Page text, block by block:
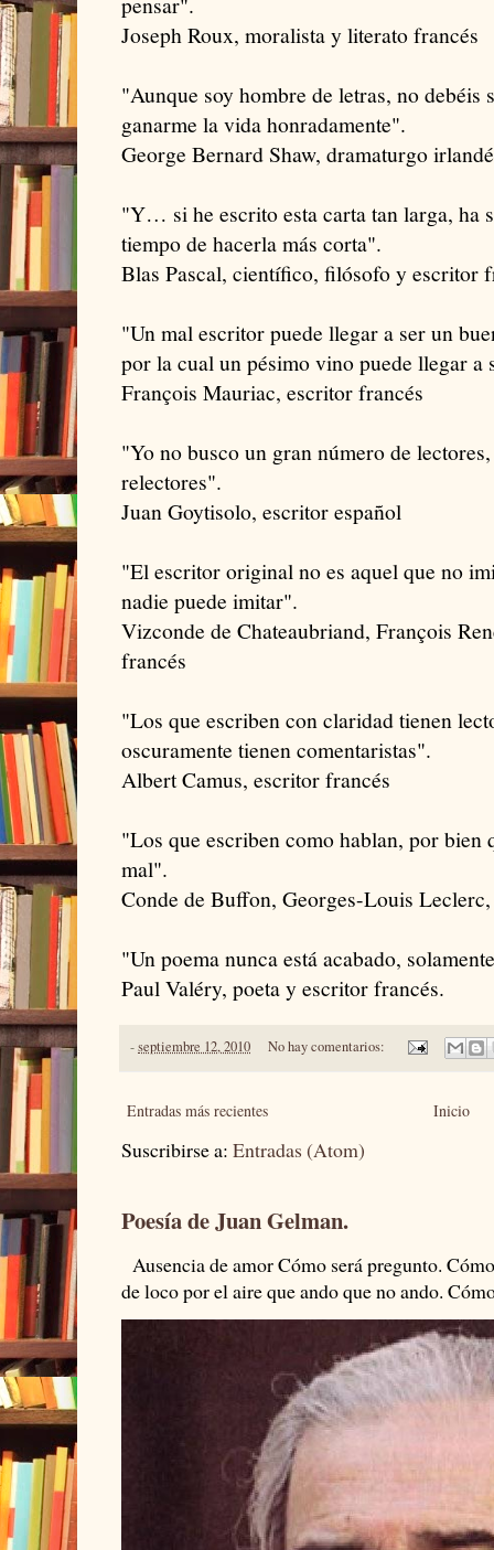
Joseph Roux, moralista y literato francés
"Aunque soy hombre de letras, no debéis
ganarme la vida honradamente".
George Bernard Shaw, dramaturgo
"Y… si he escrito esta carta tan larga, ha
tiempo de hacerla más corta".
Blas Pascal, científico, filósofo y escritor
"Un mal escritor puede llegar a ser un
por la cual un pésimo vino puede llegar a
François Mauriac, escritor francés
"Yo no busco un gran número de
relectores".
Juan Goytisolo, escritor español
"El escritor original no es aquel que no
nadie puede imitar".
Vizconde de Chateaubriand, François
francés
"Los que escriben con claridad tienen
oscuramente tienen comentaristas".
Albert Camus, escritor francés
"Los que escriben como hablan, por bien
mal".
Conde de Buffon, Georges-Louis
"Un poema nunca está acabado,
Paul Valéry, poeta y escritor francés.
-septiembre 12, 2010 No hay comentarios:
Entradas más recientes Inicio
Suscribirse a: Entradas (Atom)
Poesía de Juan Gelman.
Ausencia de amor Cómo será pregunto.
de loco por el aire que ando que no ando.